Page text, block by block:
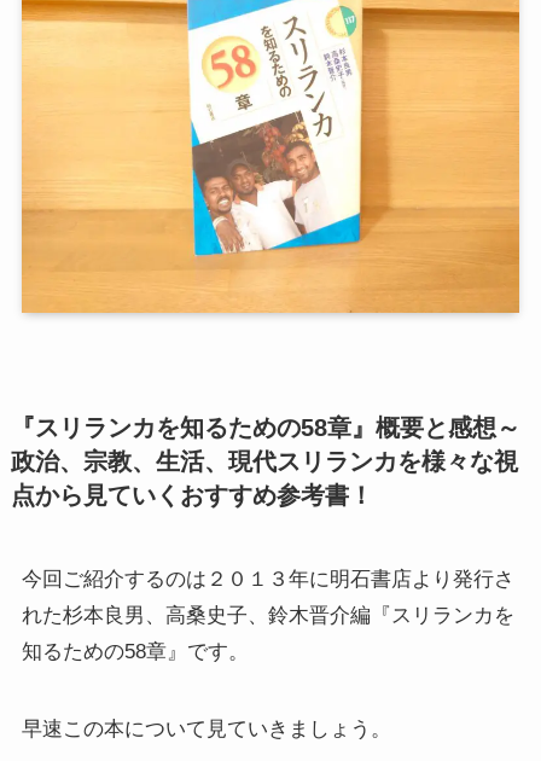
第一次インド遠征～ガンジス川の聖地を訪ねて
第二次インド遠征～インド中南部の遺跡を訪ねて
仏教聖地スリランカ紀行
第三次インド遠征～ブッダゆかりの地を巡る旅
仏教コラム・法話
お知らせ
僧侶の日記
仏教書データベース
『スリランカを知るための58章』概要と感想～
政治、宗教、生活、現代スリランカを様々な視
点から見ていくおすすめ参考書！
今回ご紹介するのは２０１３年に明石書店より発行さ
れた杉本良男、高桑史子、鈴木晋介編『スリランカを
知るための58章』です。
早速この本について見ていきましょう。